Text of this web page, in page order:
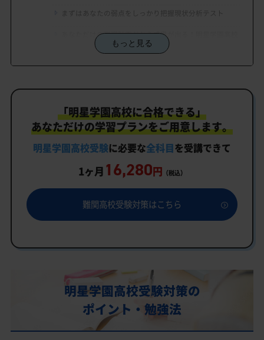
まずはあなたの弱点をしっかり把握現状分析テスト
あなただけの学習計画だから成果が出る！明星学園高校
合格に向けた受験対策カリキュラム
学習効果をしっかり確認定着度テスト
一人でも安心、学習相談
生徒にピッタリ合った「明星学園高校対策のオーダ
ーメイドカリキュラム」だから成果が出る！
カリキュラムや料金についてお気軽にご相談くださ
明星学園高校受験専門のオンライン家庭教師「いつ
でもクイック指導」もご用意
明星学園高校の特徴
部活動
明星学園高校の偏差値
明星学園高校合格に必要な内申点の目安
もっと見る
「明星学園高校に合格できる」
あなただけの学習プランをご用意します。
明星学園高校受験に必要な全科目を受講できて
1ヶ月 16,280円 （税込）
難関高校受験対策はこちら
明星学園高校受験対策の
ポイント・勉強法